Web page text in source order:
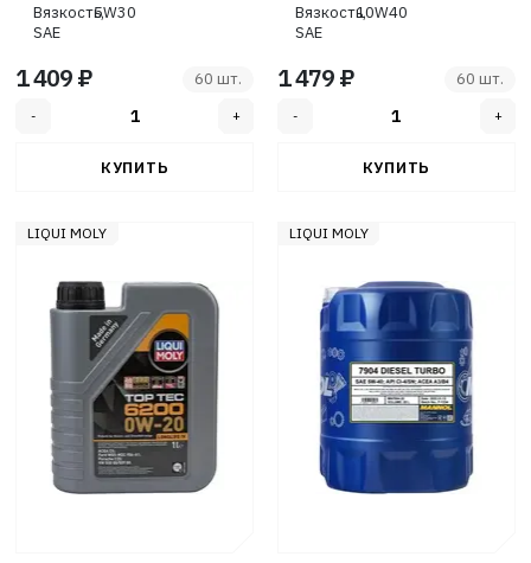
Вязкость,
SAE
5W30
1 409 ₽ 60 шт.
Вязкость,
SAE
10W40
1 479 ₽ 60 шт.
LIQUI MOLY LIQUI MOLY